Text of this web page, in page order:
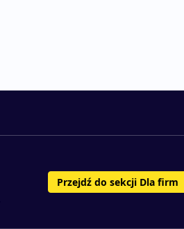
Przejdź do sekcji Dla firm